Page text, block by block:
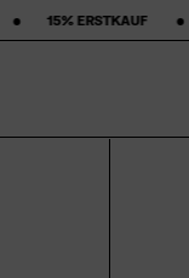
•‎ ‎ ‎ ‎ ‎ ‎ ‎ ‎ KOSTENLOSER